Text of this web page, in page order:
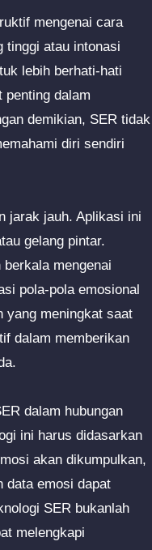
mengenai cara
tinggi atau intonasi
lebih berhati-hati
penting dalam
demikian, SER tidak
diri sendiri
jarak jauh. Aplikasi ini
gelang pintar.
mengenai
pola-pola emosional
yang meningkat saat
dalam memberikan
dalam hubungan
ini harus didasarkan
akan dikumpulkan,
data emosi dapat
SER bukanlah
melengkapi